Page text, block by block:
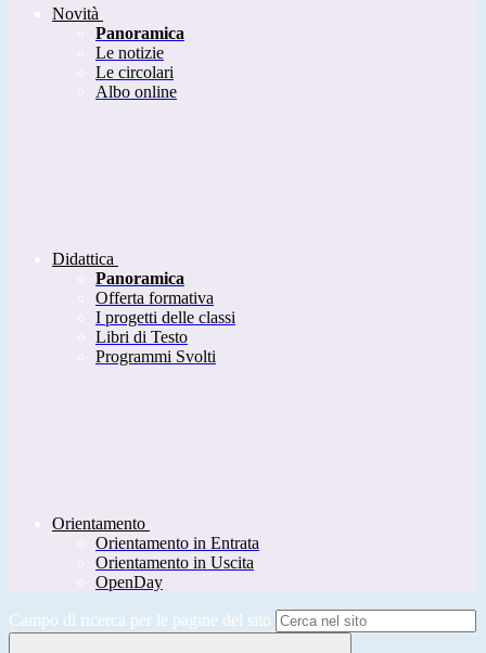
Novità
Panoramica
Le notizie
Le circolari
Albo online
Didattica
Panoramica
Offerta formativa
I progetti delle classi
Libri di Testo
Programmi Svolti
Orientamento
Orientamento in Entrata
Orientamento in Uscita
OpenDay
Campo di ricerca per le pagine del sito